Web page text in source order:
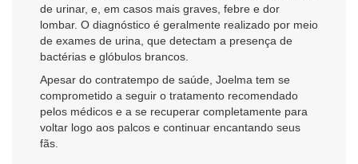
de urinar, e, em casos mais graves, febre e dor
lombar. O diagnóstico é geralmente realizado por meio
de exames de urina, que detectam a presença de
bactérias e glóbulos brancos.
Apesar do contratempo de saúde, Joelma tem se
comprometido a seguir o tratamento recomendado
pelos médicos e a se recuperar completamente para
voltar logo aos palcos e continuar encantando seus
fãs.